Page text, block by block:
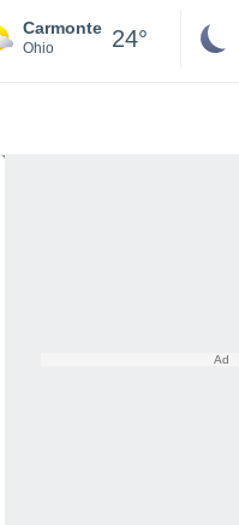
Carmonte
Ohio 24°